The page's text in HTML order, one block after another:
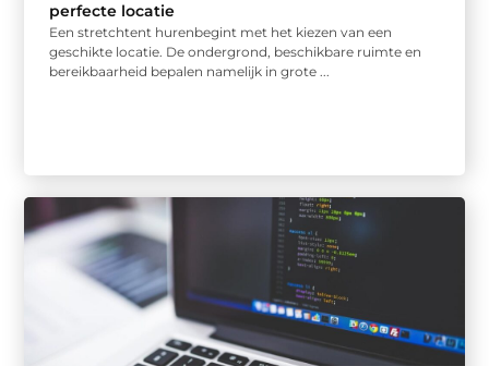
perfecte locatie
Een stretchtent hurenbegint met het kiezen van een
geschikte locatie. De ondergrond, beschikbare ruimte en
bereikbaarheid bepalen namelijk in grote ...